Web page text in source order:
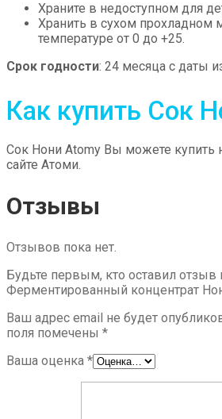
Храните в недоступном для
Хранить в сухом прохладном
температуре от 0 до +25.
Срок годности: 24 месяца с даты
Как купить Сок
Сок Нони Atomy Вы можете купить
сайте Атоми.
Отзывы
Отзывов пока нет.
Будьте первым, кто оставил отзыв
Ферментированный концентрат
Ваш адрес email не будет
поля помечены *
Ваша оценка *